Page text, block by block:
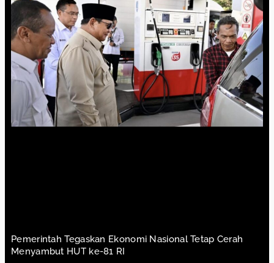
Pemerintah Tegaskan Ekonomi Nasional Tetap Cerah
Menyambut HUT ke-81 RI